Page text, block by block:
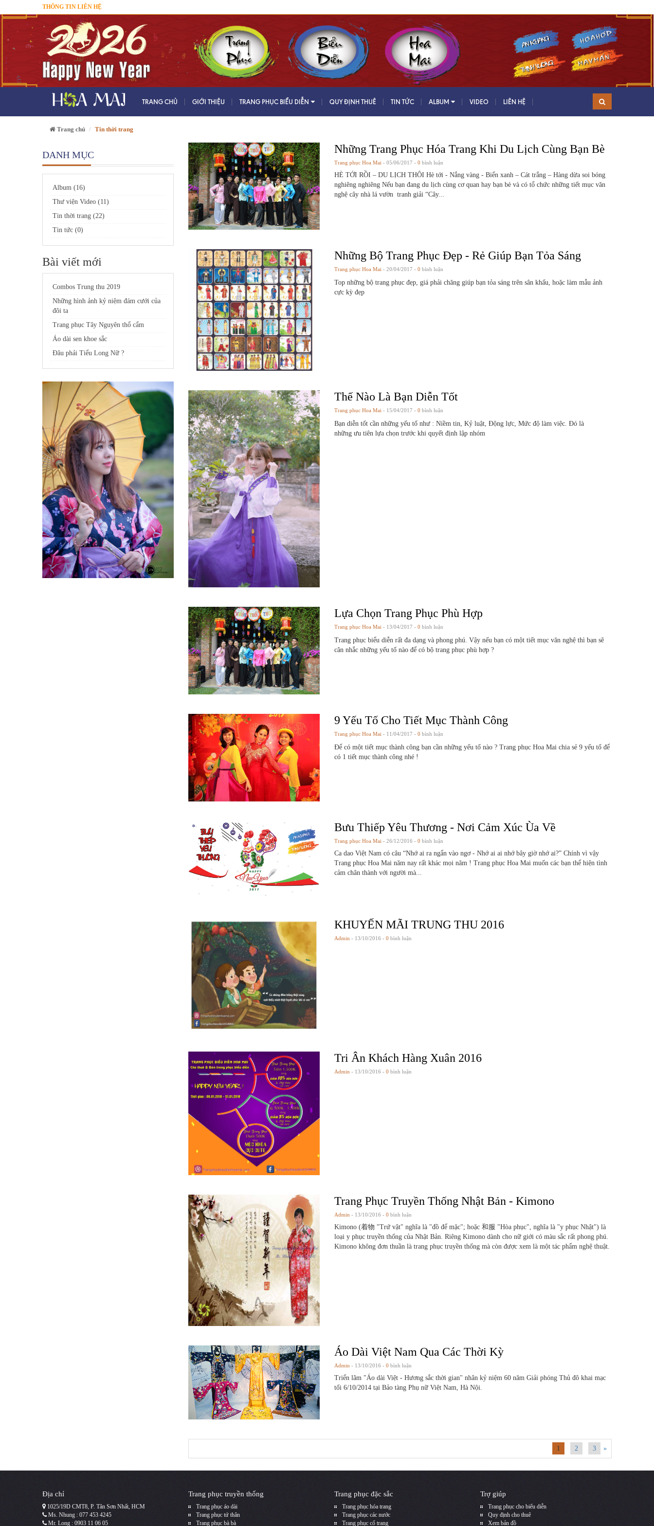
THÔNG TIN LIÊN HỆ
TRANG CHỦ GIỚI THIỆU TRANG PHỤC BIỂU DIỄN QUY ĐỊNH THUÊ TIN TỨC ALBUM VIDEO LIÊN HỆ
Trang chủ Tin thời trang
DANH MỤC
Album (16)
Thư viện Video (11)
Tin thời trang (22)
Tin tức (0)
Bài viết mới
Combos Trung thu 2019
Những hình ảnh kỷ niệm đám cưới của
đôi ta
Trang phục Tây Nguyên thổ cẩm
Áo dài sen khoe sắc
Đâu phải Tiểu Long Nữ ?
Những Trang Phục Hóa Trang Khi Du Lịch Cùng Bạn Bè
Trang phục Hoa Mai - 05/06/2017 - 0 bình luận
HÈ TỚI RỒI – DU LỊCH THÔI Hè tới - Nắng vàng - Biển xanh – Cát trắng – Hàng dừa soi bóng
nghiêng nghiêng Nếu bạn đang du lịch cùng cơ quan hay bạn bè và có tổ chức những tiết mục văn
nghệ cây nhà lá vườn tranh giải “Cây...
Những Bộ Trang Phục Đẹp - Rẻ Giúp Bạn Tỏa Sáng
Trang phục Hoa Mai - 20/04/2017 - 0 bình luận
Top những bộ trang phục đẹp, giá phải chăng giúp bạn tỏa sáng trên sân khấu, hoặc làm mẫu ảnh
cực kỳ đẹp
Thế Nào Là Bạn Diễn Tốt
Trang phục Hoa Mai - 15/04/2017 - 0 bình luận
Bạn diễn tốt cần những yếu tố như : Niềm tin, Kỷ luật, Động lực, Mức độ làm việc. Đó là
những ưu tiên lựa chọn trước khi quyết định lập nhóm
Lựa Chọn Trang Phục Phù Hợp
Trang phục Hoa Mai - 13/04/2017 - 0 bình luận
Trang phục biểu diễn rất đa dạng và phong phú. Vậy nếu bạn có một tiết mục văn nghệ thì bạn sẽ
cân nhắc những yếu tố nào để có bộ trang phục phù hợp ?
9 Yếu Tố Cho Tiết Mục Thành Công
Trang phục Hoa Mai - 11/04/2017 - 0 bình luận
Để có một tiết mục thành công bạn cần những yếu tố nào ? Trang phục Hoa Mai chia sẻ 9 yếu tố để
có 1 tiết mục thành công nhé !
Bưu Thiếp Yêu Thương - Nơi Cảm Xúc Ùa Về
Trang phục Hoa Mai - 26/12/2016 - 0 bình luận
Ca dao Việt Nam có câu “Nhớ ai ra ngẩn vào ngơ - Nhớ ai ai nhớ bây giờ nhớ ai?” Chính vì vậy
Trang phục Hoa Mai năm nay rất khác mọi năm ! Trang phục Hoa Mai muốn các bạn thể hiện tình
cảm chân thành với người mà...
KHUYẾN MÃI TRUNG THU 2016
Admin - 13/10/2016 - 0 bình luận
Tri Ân Khách Hàng Xuân 2016
Admin - 13/10/2016 - 0 bình luận
Trang Phục Truyền Thống Nhật Bản - Kimono
Admin - 13/10/2016 - 0 bình luận
Kimono (着物 "Trứ vật" nghĩa là "đồ để mặc"; hoặc 和服 "Hòa phục", nghĩa là "y phục Nhật") là
loại y phục truyền thống của Nhật Bản. Riêng Kimono dành cho nữ giới có màu sắc rất phong phú.
Kimono không đơn thuần là trang phục truyền thống mà còn được xem là một tác phẩm nghệ thuật.
Áo Dài Việt Nam Qua Các Thời Kỳ
Admin - 13/10/2016 - 0 bình luận
Triển lãm "Áo dài Việt - Hương sắc thời gian" nhân kỷ niệm 60 năm Giải phóng Thủ đô khai mạc
tối 6/10/2014 tại Bảo tàng Phụ nữ Việt Nam, Hà Nội.
1 2 3 »
Địa chỉ
1025/19D CMT8, P. Tân Sơn Nhất, HCM
Ms. Nhung : 077 453 4245
Mr. Long : 0903 11 06 05
Trang phục truyền thống
Trang phục áo dài
Trang phục tứ thân
Trang phục bà bà
Trang phục đặc sắc
Trang phục hóa trang
Trang phục các nước
Trang phục cổ trang
Trợ giúp
Trang phục cho biểu diễn
Quy định cho thuê
Xem bản đồ